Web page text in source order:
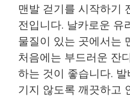
맨발 걷기를 시작하기
전입니다. 날카로운 유
물질이 있는 곳에서는
처음에는 부드러운 잔
하는 것이 좋습니다.
기지 않도록 깨끗하고